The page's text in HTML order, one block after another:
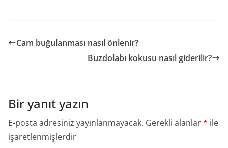
Cam buğulanması nasıl önlenir?
Buzdolabı kokusu nasıl giderilir?
Bir yanıt yazın
E-posta adresiniz yayınlanmayacak. Gerekli alanlar* ile
işaretlenmişlerdir